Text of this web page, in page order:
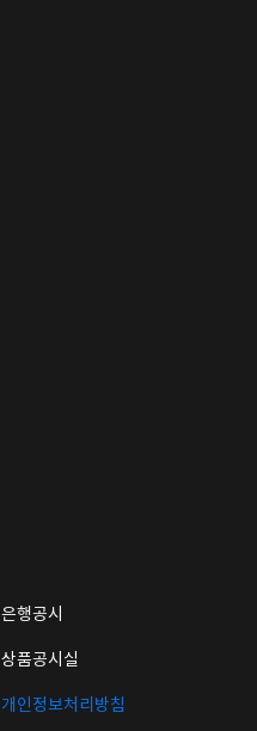
은행공시
상품공시실
개인정보처리방침